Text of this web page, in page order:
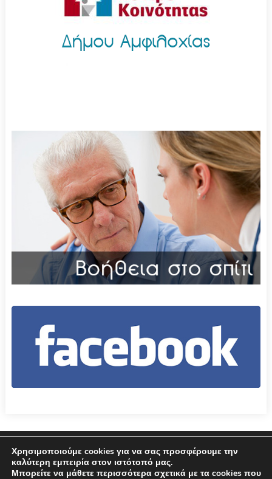
Επικοινωνία Όροι χρήσης – Πολιτική Απορρήτου
Χρησιμοποιούμε cookies για να σας προσφέρουμε την
καλύτερη εμπειρία στον ιστότοπό μας.
Μπορείτε να μάθετε περισσότερα σχετικά με τα cookies που